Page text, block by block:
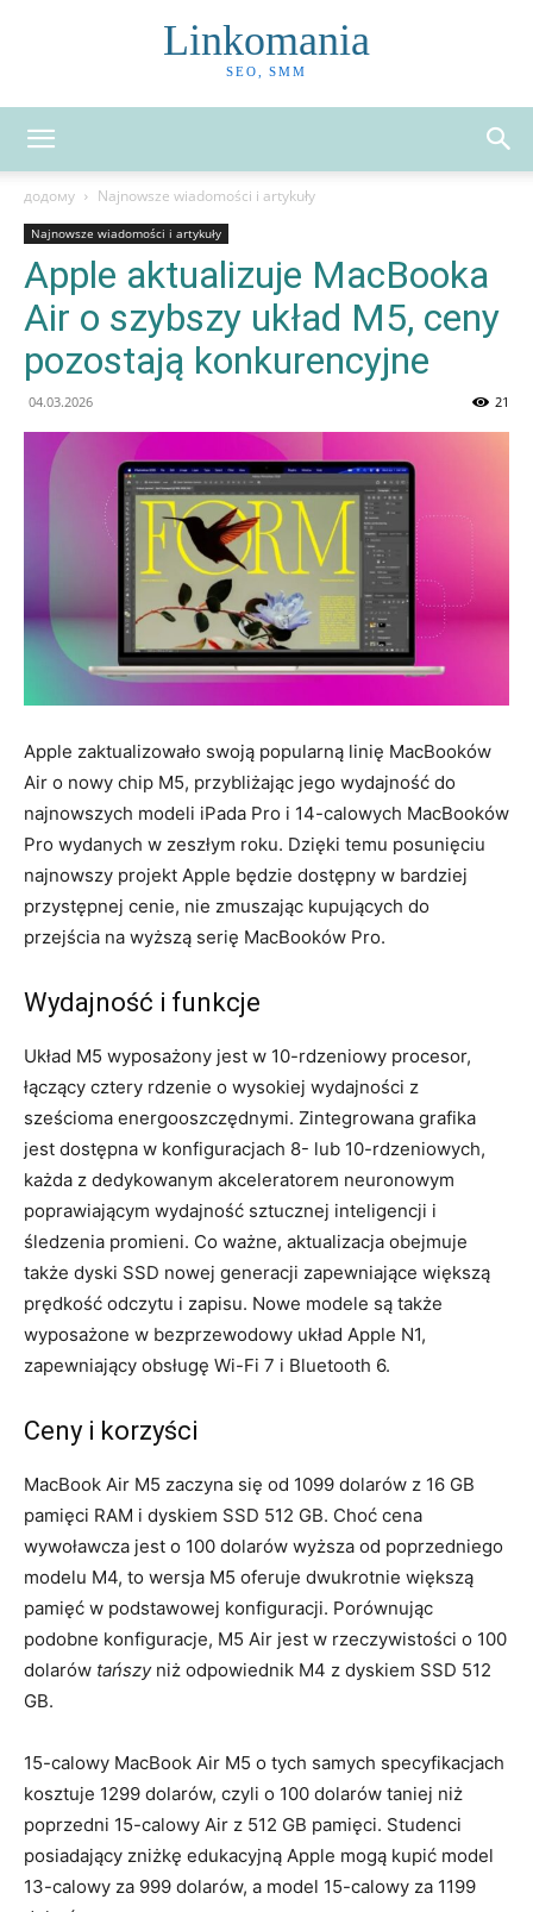
Linkomania
SEO, SMM
додому Najnowsze wiadomości i artykuły
Najnowsze wiadomości i artykuły
Apple aktualizuje MacBooka
Air o szybszy układ M5, ceny
pozostają konkurencyjne
04.03.2026 21
Apple zaktualizowało swoją popularną linię MacBooków
Air o nowy chip M5, przybliżając jego wydajność do
najnowszych modeli iPada Pro i 14-calowych MacBooków
Pro wydanych w zeszłym roku. Dzięki temu posunięciu
najnowszy projekt Apple będzie dostępny w bardziej
przystępnej cenie, nie zmuszając kupujących do
przejścia na wyższą serię MacBooków Pro.
Wydajność i funkcje
Układ M5 wyposażony jest w 10-rdzeniowy procesor,
łączący cztery rdzenie o wysokiej wydajności z
sześcioma energooszczędnymi. Zintegrowana grafika
jest dostępna w konfiguracjach 8- lub 10-rdzeniowych,
każda z dedykowanym akceleratorem neuronowym
poprawiającym wydajność sztucznej inteligencji i
śledzenia promieni. Co ważne, aktualizacja obejmuje
także dyski SSD nowej generacji zapewniające większą
prędkość odczytu i zapisu. Nowe modele są także
wyposażone w bezprzewodowy układ Apple N1,
zapewniający obsługę Wi-Fi 7 i Bluetooth 6.
Ceny i korzyści
MacBook Air M5 zaczyna się od 1099 dolarów z 16 GB
pamięci RAM i dyskiem SSD 512 GB. Choć cena
wywoławcza jest o 100 dolarów wyższa od poprzedniego
modelu M4, to wersja M5 oferuje dwukrotnie większą
pamięć w podstawowej konfiguracji. Porównując
podobne konfiguracje, M5 Air jest w rzeczywistości o 100
dolarów tańszyniż odpowiednik M4 z dyskiem SSD 512
GB.
15-calowy MacBook Air M5 o tych samych specyfikacjach
kosztuje 1299 dolarów, czyli o 100 dolarów taniej niż
poprzedni 15-calowy Air z 512 GB pamięci. Studenci
posiadający zniżkę edukacyjną Apple mogą kupić model
13-calowy za 999 dolarów, a model 15-calowy za 1199